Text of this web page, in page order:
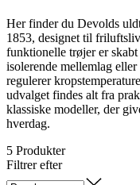
Her finder du Devolds
1853, designet til
funktionelle trøjer er
isolerende mellemlag
regulerer
udvalget findes alt fra
klassiske modeller, der
hverdag.
5 Produkter
Filtrer efter